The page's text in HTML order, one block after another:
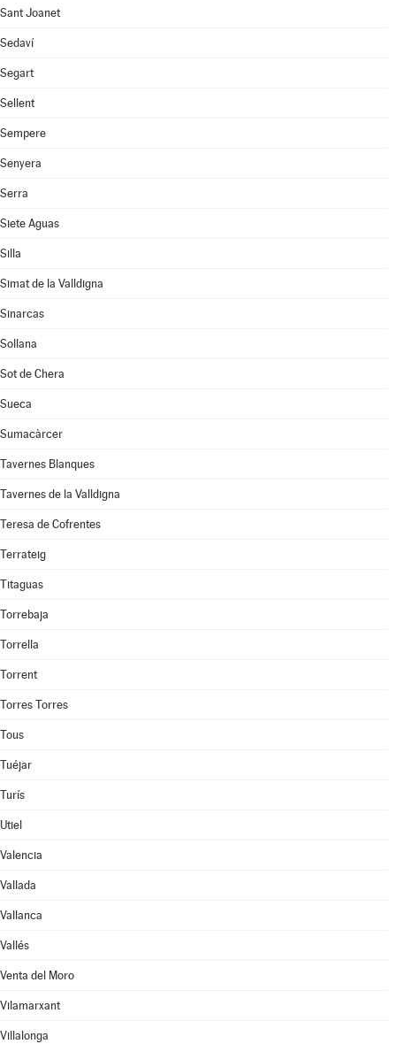
Sant Joanet
Sedaví
Segart
Sellent
Sempere
Senyera
Serra
Siete Aguas
Silla
Simat de la Valldigna
Sinarcas
Sollana
Sot de Chera
Sueca
Sumacàrcer
Tavernes Blanques
Tavernes de la Valldigna
Teresa de Cofrentes
Terrateig
Titaguas
Torrebaja
Torrella
Torrent
Torres Torres
Tous
Tuéjar
Turís
Utiel
Valencia
Vallada
Vallanca
Vallés
Venta del Moro
Vilamarxant
Villalonga